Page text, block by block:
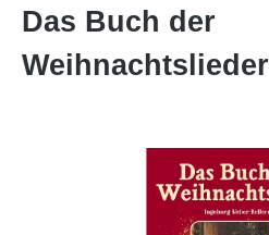
Das Buch der
Weihnachtslieder